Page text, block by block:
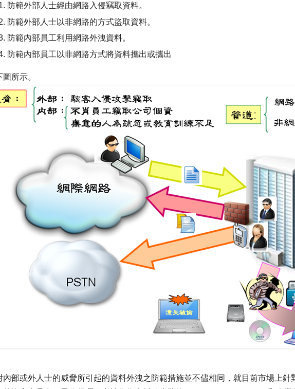
防範外部人士經由網路入侵竊取資料。
防範外部人士以非網路的方式盜取資料。
防範內部員工利用網路外洩資料。
防範內部員工以非網路方式將資料攜出或攜出
圖所示。
內部或外人士的威脅所引起的資料外洩之防範措施並不儘相同，就目前市場上針